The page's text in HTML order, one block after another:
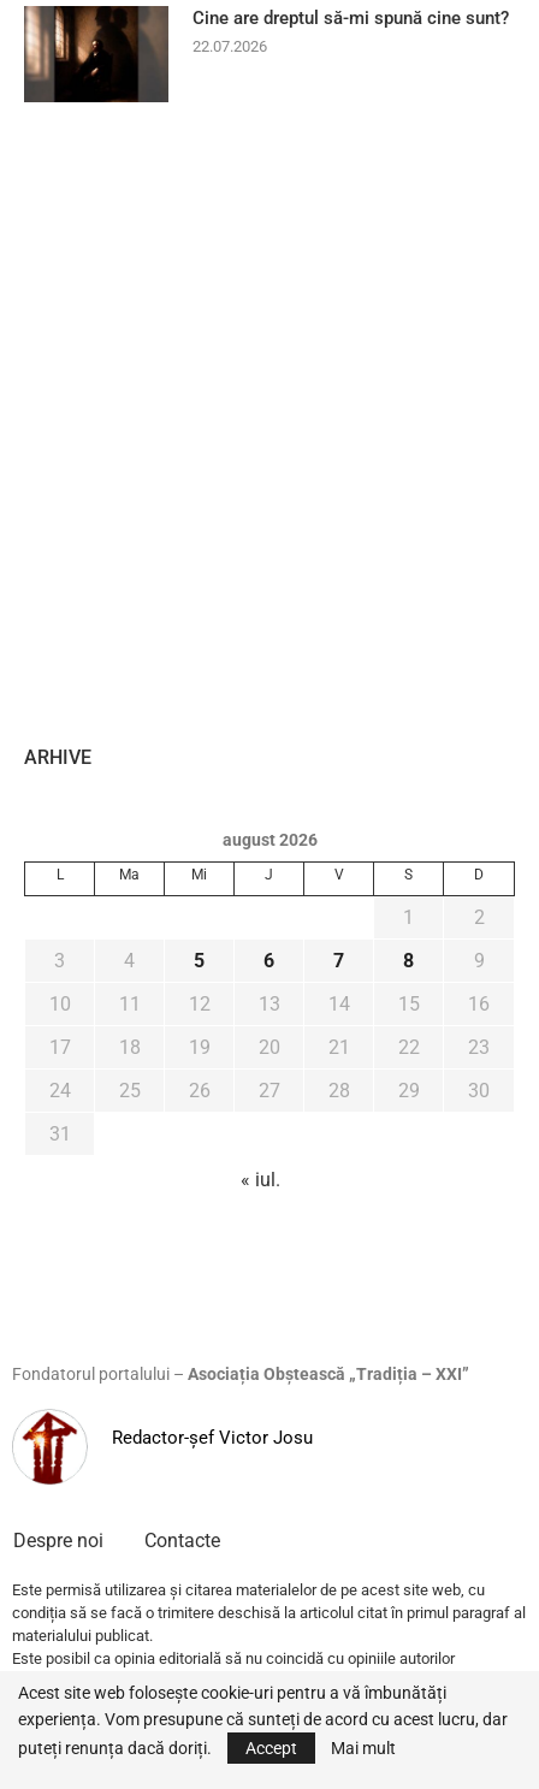
Cine are dreptul să-mi spună cine sunt?
22.07.2026
ARHIVE
august 2026
L Ma Mi J V S D
1
2
3
4 5 6 7 8
9
10
11 12 13 14 15
16
17
18 19 20 21 22
23
24
25 26 27 28 29
30
31
« iul.
Fondatorul portalului – Asociația Obștească „Tradiția – XXI”
Redactor-șef Victor Josu
Despre noi Contacte
Este permisă utilizarea și citarea materialelor de pe acest site web, cu
condiția să se facă o trimitere deschisă la articolul citat în primul paragraf al
materialului publicat.
Este posibil ca opinia editorială să nu coincidă cu opiniile autorilor
publicațiilor.
© 2022 – All Rights Reserved.Traditia.md
Acest site web folosește cookie-uri pentru a vă îmbunătăți
experiența. Vom presupune că sunteți de acord cu acest lucru, dar
puteți renunța dacă doriți.
Accept Mai mult